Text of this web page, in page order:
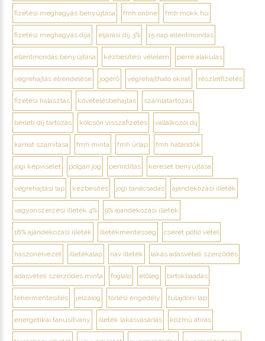
fizetési meghagyás benyújtása fmh online fmh.mokk.hu
fizetési meghagyás díja eljárási díj 3% 15 nap ellentmondás
ellentmondás benyújtása kézbesítési vélelem perré alakulás
végrehajtás elrendelése jogerő végrehajtható okirat részletfizetés
fizetési halasztás követelésbehajtás számlatartozás
bérleti díj tartozás kölcsön visszafizetés vállalkozói díj
kamat számítása fmh minta fmh űrlap fmh határidők
jogi képviselet polgári jog perindítás kereset benyújtása
végrehajtási lap kézbesítés jogi tanácsadás ajándékozási illeték
vagyonszerzési illeték 4% 9% ajándékozási illeték
18% ajándékozási illeték illetékmentesség cserét pótló vétel
haszonélvezet illetékalap nav illeték lakás adásvételi szerződés
adásvételi szerződés minta foglaló előleg birtokbaadás
tehermentesítés jelzálog törlési engedély tulajdoni lap
energetikai tanúsítvány illeték lakásvásárlás közmű átírás